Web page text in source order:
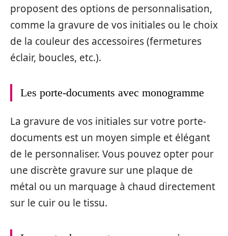
proposent des options de personnalisation,
comme la gravure de vos initiales ou le choix
de la couleur des accessoires (fermetures
éclair, boucles, etc.).
Les porte-documents avec monogramme
La gravure de vos initiales sur votre porte-
documents est un moyen simple et élégant
de le personnaliser. Vous pouvez opter pour
une discrète gravure sur une plaque de
métal ou un marquage à chaud directement
sur le cuir ou le tissu.